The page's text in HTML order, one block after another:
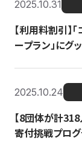
2025.10.31
【利用料割引
ープラン」にグ
2025.10.24
【8団体が計
寄付挑戦プロ